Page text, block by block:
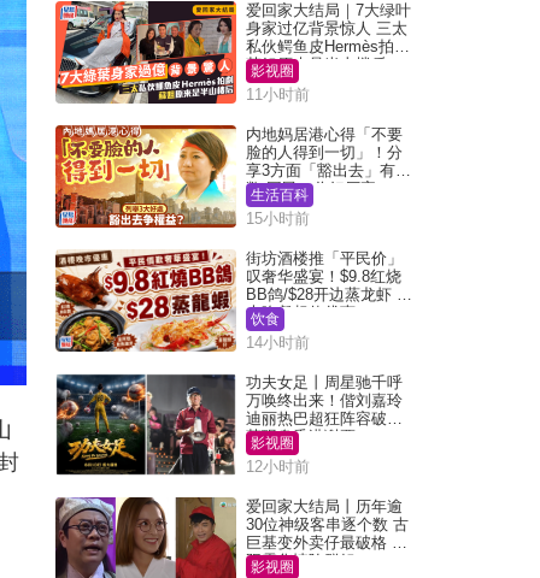
爱回家大结局｜7大绿叶
身家过亿背景惊人 三太
私伙鳄鱼皮Hermès拍剧
苏姐原来是半山楼后
影视圈
11小时前
内地妈居港心得「不要
脸的人得到一切」！分
享3方面「豁出去」有著
数 网民：你好厉害
生活百科
15小时前
街坊酒楼推「平民价」
叹奢华盛宴！$9.8红烧
BB鸽/$28开边蒸龙虾 3
大晚餐超值优惠
饮食
14小时前
功夫女足丨周星驰千呼
万唤终出来！偕刘嘉玲
迪丽热巴超狂阵容破天
荒现身香港谢票
影视圈
12小时前
爱回家大结局丨历年逾
30位神级客串逐个数 古
巨基变外卖仔最破格 欧
阳震华情陷群姐
影视圈